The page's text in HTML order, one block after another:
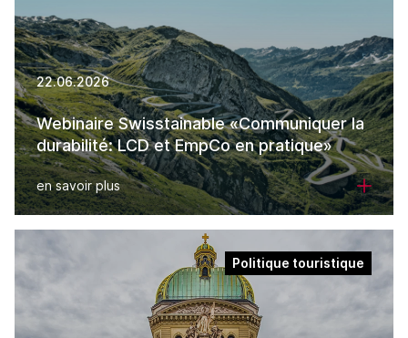
22.06.2026
Webinaire Swisstainable «Communiquer la
durabilité: LCD et EmpCo en pratique»
en savoir plus
Politique touristique